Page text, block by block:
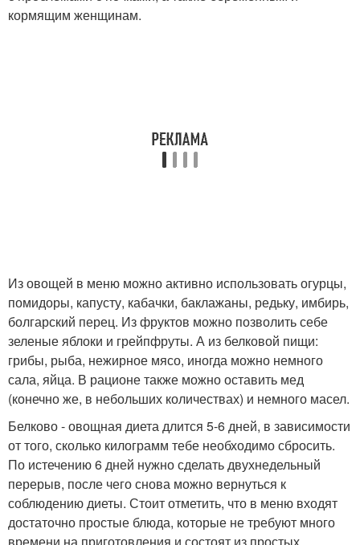
кормящим женщинам.
Из овощей в меню можно активно использовать огурцы,
помидоры, капусту, кабачки, баклажаны, редьку, имбирь,
болгарский перец. Из фруктов можно позволить себе
зеленые яблоки и грейпфруты. А из белковой пищи:
грибы, рыба, нежирное мясо, иногда можно немного
сала, яйца. В рационе также можно оставить мед
(конечно же, в небольших количествах) и немного масел.
Белково - овощная диета длится 5-6 дней, в зависимости
от того, сколько килограмм тебе необходимо сбросить.
По истечению 6 дней нужно сделать двухнедельный
перерыв, после чего снова можно вернуться к
соблюдению диеты. Стоит отметить, что в меню входят
достаточно простые блюда, которые не требуют много